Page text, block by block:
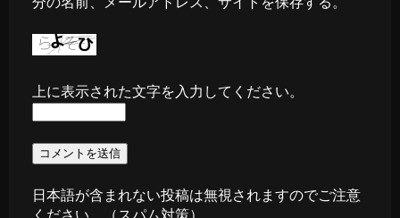
上に表示された文字を入力してください。
日本語が含まれない投稿は無視されますのでご注意